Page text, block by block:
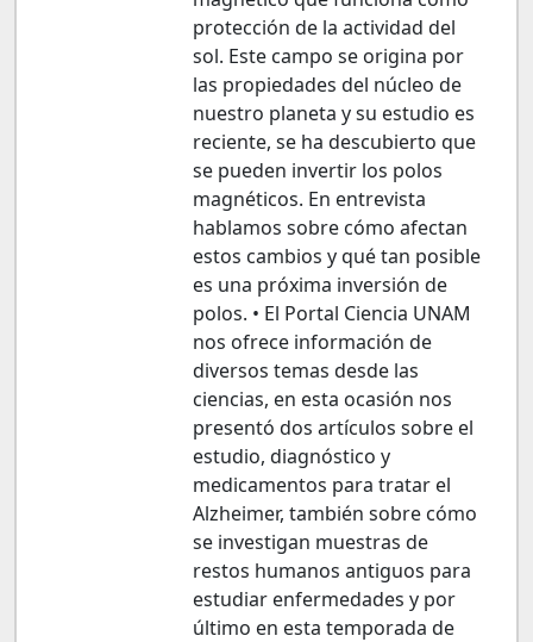
protección de la actividad del
sol. Este campo se origina por
las propiedades del núcleo de
nuestro planeta y su estudio es
reciente, se ha descubierto que
se pueden invertir los polos
magnéticos. En entrevista
hablamos sobre cómo afectan
estos cambios y qué tan posible
es una próxima inversión de
polos. • El Portal Ciencia UNAM
nos ofrece información de
diversos temas desde las
ciencias, en esta ocasión nos
presentó dos artículos sobre el
estudio, diagnóstico y
medicamentos para tratar el
Alzheimer, también sobre cómo
se investigan muestras de
restos humanos antiguos para
estudiar enfermedades y por
último en esta temporada de